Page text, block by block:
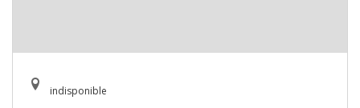
indisponible